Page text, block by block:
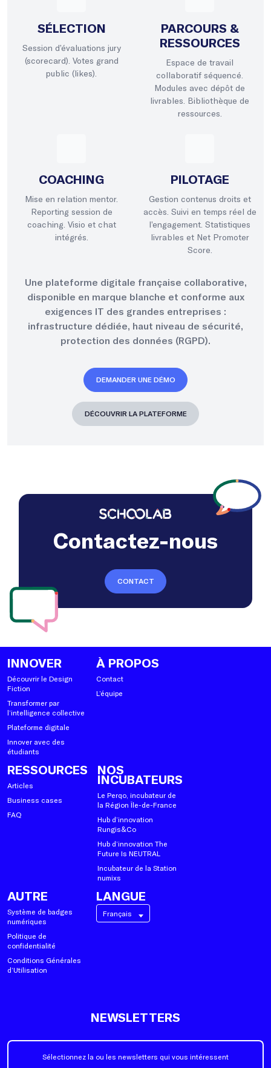
SÉLECTION
Session d’évaluations jury
(scorecard). Votes grand
public (likes).
PARCOURS &
RESSOURCES
Espace de travail
collaboratif séquencé.
Modules avec dépôt de
livrables. Bibliothèque de
ressources.
COACHING
Mise en relation mentor.
Reporting session de
coaching. Visio et chat
intégrés.
PILOTAGE
Gestion contenus droits et
accès. Suivi en temps réel de
l’engagement. Statistiques
livrables et Net Promoter
Score.
Une plateforme digitale française collaborative,
disponible en marque blanche et conforme aux
exigences IT des grandes entreprises :
infrastructure dédiée, haut niveau de sécurité,
protection des données (RGPD).
DEMANDER UNE DÉMO
DÉCOUVRIR LA PLATEFORME
Contactez-nous
CONTACT
INNOVER
Découvrir le Design
Fiction
Transformer par
l’intelligence collective
Plateforme digitale
Innover avec des
étudiants
À PROPOS
Contact
L’équipe
RESSOURCES
Articles
Business cases
FAQ
NOS
INCUBATEURS
Le Perqo, incubateur de
la Région Île-de-France
Hub d’innovation
Rungis&Co
Hub d’innovation The
Future Is NEUTRAL
Incubateur de la Station
numixs
AUTRE
Système de badges
numériques
Politique de
confidentialité
Conditions Générales
d’Utilisation
LANGUE
Français
NEWSLETTERS
Sélectionnez la ou les newsletters qui vous intéressent